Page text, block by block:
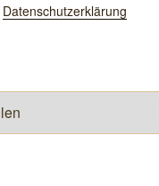
Datenschutzerklärung